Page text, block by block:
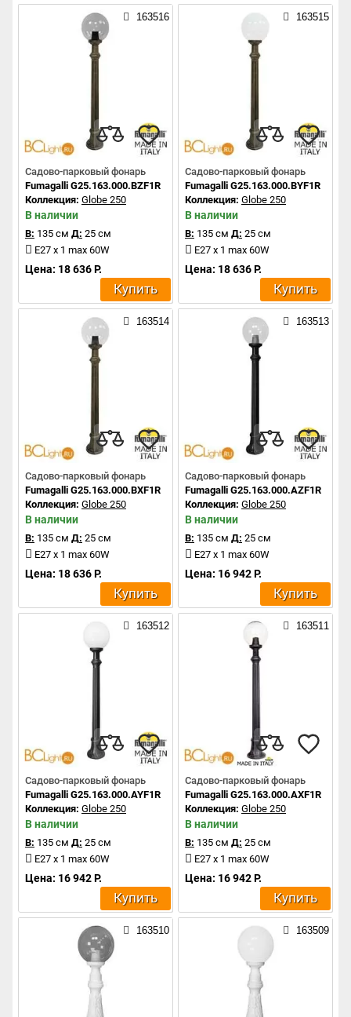
163516
Садово-парковый фонарь
Fumagalli G25.163.000.BZF1R
Коллекция: Globe 250
В наличии
В: 135 см Д: 25 см
E27 x 1 max 60W
Цена: 18 636 Р.
Купить
163515
Садово-парковый фонарь
Fumagalli G25.163.000.BYF1R
Коллекция: Globe 250
В наличии
В: 135 см Д: 25 см
E27 x 1 max 60W
Цена: 18 636 Р.
Купить
163514
Садово-парковый фонарь
Fumagalli G25.163.000.BXF1R
Коллекция: Globe 250
В наличии
В: 135 см Д: 25 см
E27 x 1 max 60W
Цена: 18 636 Р.
Купить
163513
Садово-парковый фонарь
Fumagalli G25.163.000.AZF1R
Коллекция: Globe 250
В наличии
В: 135 см Д: 25 см
E27 x 1 max 60W
Цена: 16 942 Р.
Купить
163512
Садово-парковый фонарь
Fumagalli G25.163.000.AYF1R
Коллекция: Globe 250
В наличии
В: 135 см Д: 25 см
E27 x 1 max 60W
Цена: 16 942 Р.
Купить
163511
Садово-парковый фонарь
Fumagalli G25.163.000.AXF1R
Коллекция: Globe 250
В наличии
В: 135 см Д: 25 см
E27 x 1 max 60W
Цена: 16 942 Р.
Купить
163510 163509